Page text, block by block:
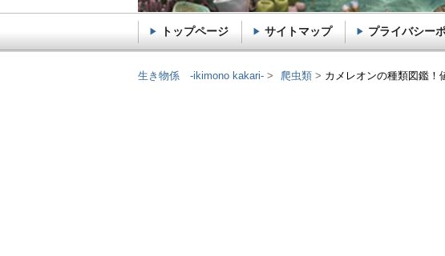
生き物係 -ikimono kakari- 爬虫類 カメレオンの種類図鑑！
生き物係 -ikimono kakari-
トップページ サイトマップ プライバシー